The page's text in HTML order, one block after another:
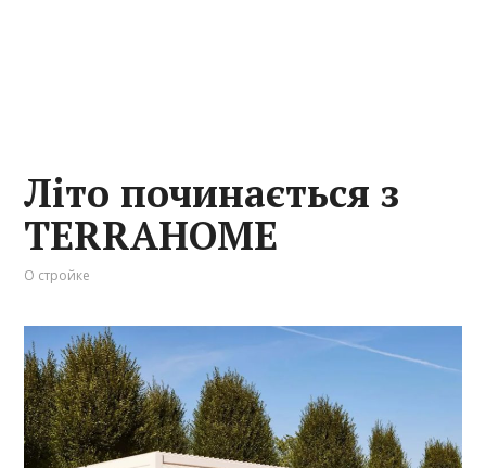
Літо починається з
TERRAHOME
О стройке